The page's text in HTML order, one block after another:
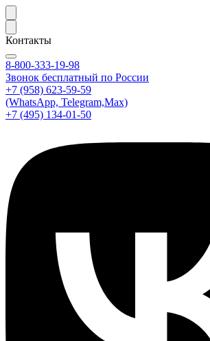
Контакты
8-800-333-19-98
Звонок бесплатный по России
+7 (958) 623-59-59
(WhatsApp, Telegram,Max)
+7 (495) 134-01-50